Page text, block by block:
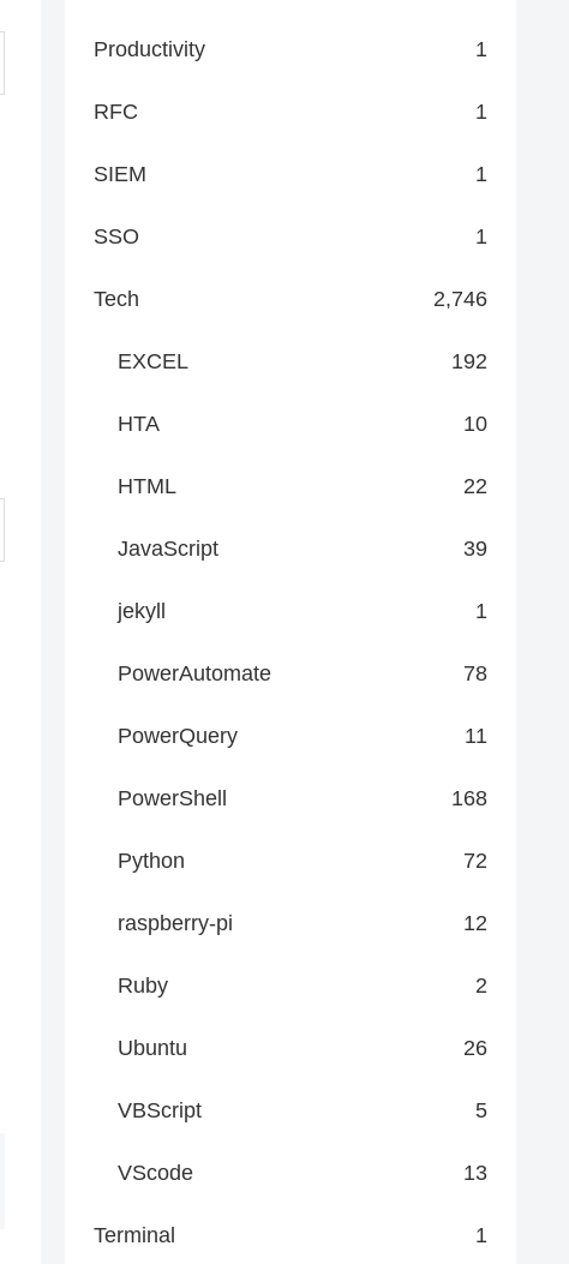
Productivity 1
RFC 1
SIEM 1
SSO 1
Tech 2,746
EXCEL 192
HTA 10
HTML 22
JavaScript 39
jekyll 1
PowerAutomate 78
PowerQuery 11
PowerShell 168
Python 72
raspberry-pi 12
Ruby 2
Ubuntu 26
VBScript 5
VScode 13
Terminal 1